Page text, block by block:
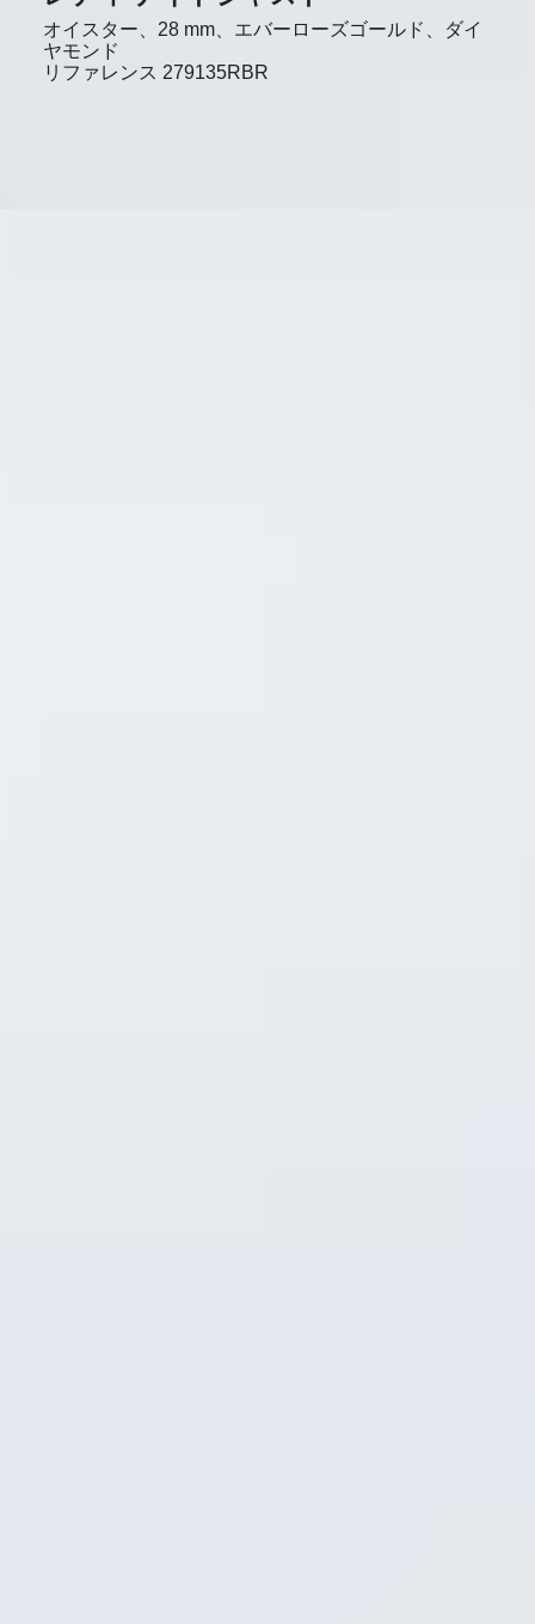
オイスター、28 mm、エバーローズゴールド、ダイ
ヤモンド
リファレンス 279135RBR